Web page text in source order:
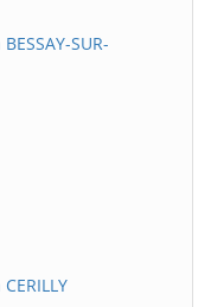
SUR-